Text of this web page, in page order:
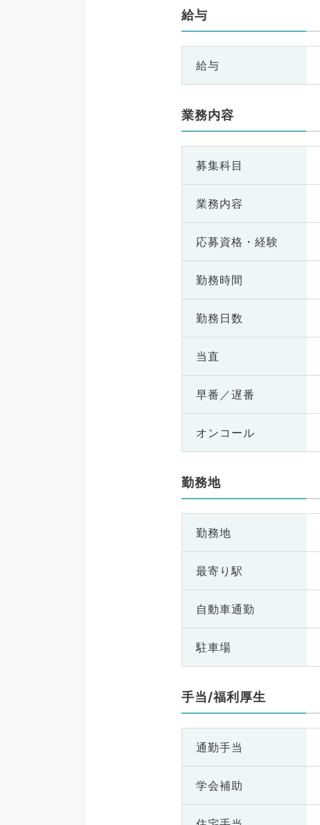
給与
給与
業務内容
募集科目
業務内容
応募資格・ 経験
勤務時間
勤務日数
当直
早番／遅番
オンコール
勤務地
勤務地
最寄り駅
自動車通勤
駐車場
手当/福利厚生
通勤手当
学会補助